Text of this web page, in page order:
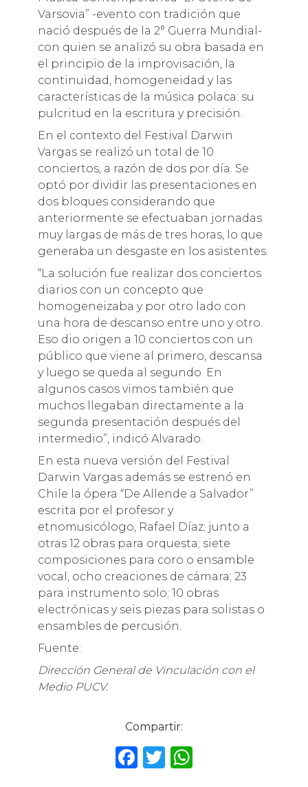
Varsovia” -evento con tradición que
nació después de la 2° Guerra Mundial-
con quien se analizó su obra basada en
el principio de la improvisación, la
continuidad, homogeneidad y las
características de la música polaca: su
pulcritud en la escritura y precisión.
En el contexto del Festival Darwin
Vargas se realizó un total de 10
conciertos, a razón de dos por día. Se
optó por dividir las presentaciones en
dos bloques considerando que
anteriormente se efectuaban jornadas
muy largas de más de tres horas, lo que
generaba un desgaste en los asistentes.
“La solución fue realizar dos conciertos
diarios con un concepto que
homogeneizaba y por otro lado con
una hora de descanso entre uno y otro.
Eso dio origen a 10 conciertos con un
público que viene al primero, descansa
y luego se queda al segundo. En
algunos casos vimos también que
muchos llegaban directamente a la
segunda presentación después del
intermedio”, indicó Alvarado.
En esta nueva versión del Festival
Darwin Vargas además se estrenó en
Chile la ópera “De Allende a Salvador”
escrita por el profesor y
etnomusicólogo, Rafael Díaz; junto a
otras 12 obras para orquesta; siete
composiciones para coro o ensamble
vocal, ocho creaciones de cámara; 23
para instrumento solo; 10 obras
electrónicas y seis piezas para solistas o
ensambles de percusión.
Fuente:
Dirección General de Vinculación con el
Medio PUCV.
Compartir:
F T W